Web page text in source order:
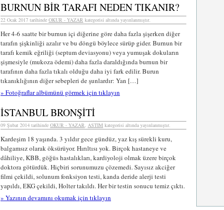
BURNUN BİR TARAFI NEDEN TIKANIR?
22 Ocak 2017 tarihinde OKUR - YAZAR kategorisi altında yayınlanmıştır.
Her 4-6 saatte bir burnun içi diğerine göre daha fazla şişerken diğer
tarafın şişkinliği azalır ve bu döngü böylece sürüp gider. Burnun bir
tarafı kemik eğriliği (septum deviasyonu) veya yumuşak dokuların
şişmesiyle (mukoza ödemi) daha fazla daraldığında burnun bir
tarafının daha fazla tıkalı olduğu daha iyi fark edilir. Burun
tıkanıklığının diğer sebepleri de şunlardır: Yan […]
» Fotoğraflar albümünü görmek için tıklayın
İSTANBUL BRONŞİTİ
09 Şubat 2014 tarihinde OKUR - YAZAR, ASTIM kategorisi altında yayınlanmıştır.
Kardeşim 18 yaşında. 3 yıldır gece gündüz, yaz kış sürekli kuru,
balgamsız olarak öksürüyor. Hırıltısı yok. Birçok hastaneye ve
dâhiliye, KBB, göğüs hastalıkları, kardiyoloji olmak üzere birçok
doktora götürdük. Hiçbiri sorunumuzu çözemedi. Sayısız akciğer
filmi çekildi, solunum fonksiyon testi, kanda deride alerji testi
yapıldı, EKG çekildi, Holter takıldı. Her bir testin sonucu temiz çıktı.
» Yazının devamını okumak için tıklayın